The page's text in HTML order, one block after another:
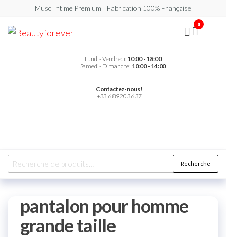
Musc Intime Premium | Fabrication 100% Française
Lundi - Vendredi: 10:00 - 18:00
Samedi - Dimanche: 10:00 - 14:00
Contactez-nous !
+33 6 89 20 36 37
0
Recherche
pantalon pour homme
grande taille